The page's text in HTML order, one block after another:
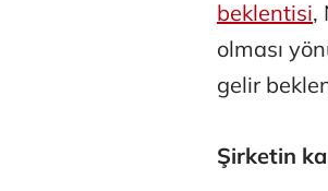
beklentisi,
olması
gelir
Şirketin